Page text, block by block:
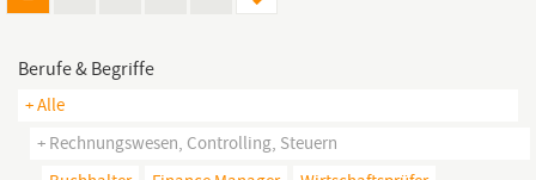
Berufe & Begriffe
+ Alle
+ Rechnungswesen, Controlling, Steuern